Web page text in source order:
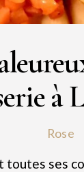
à
Rose
toutes ses